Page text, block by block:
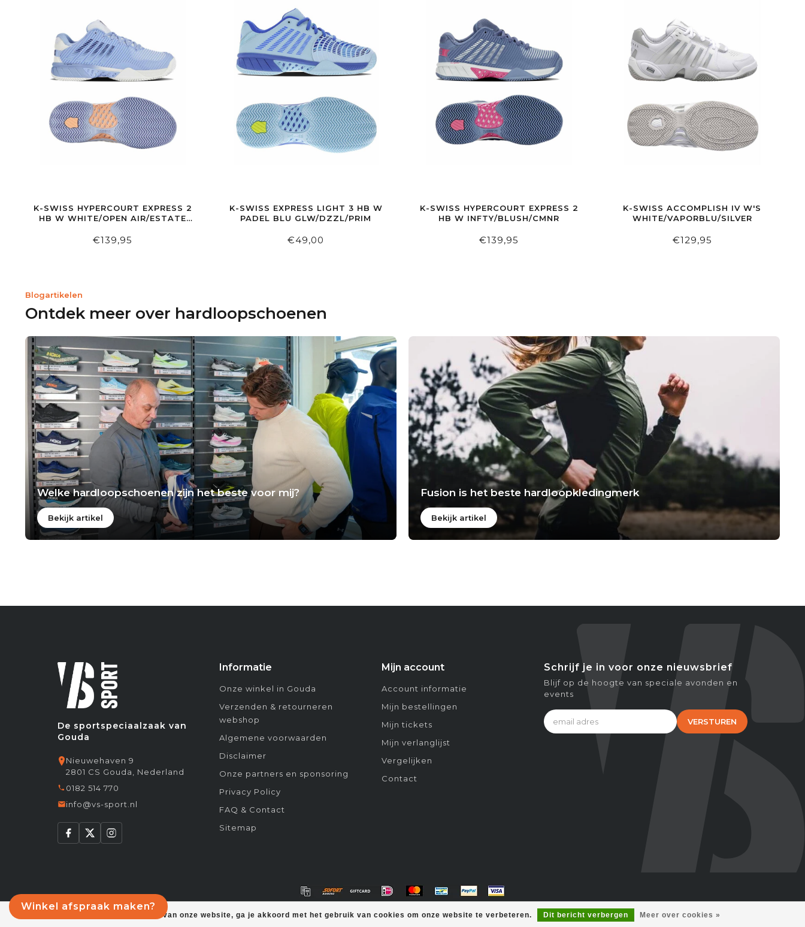
Winkel afspraak maken?
K-SWISS HYPERCOURT EXPRESS 2
HB W WHITE/OPEN AIR/ESTATE
€139,95
K-SWISS EXPRESS LIGHT 3 HB W
PADEL BLU GLW/DZZL/PRIM
€49,00
K-SWISS HYPERCOURT EXPRESS 2
HB W INFTY/BLUSH/CMNR
€139,95
K-SWISS ACCOMPLISH IV W'S
WHITE/VAPORBLU/SILVER
€129,95
Blogartikelen
Ontdek meer over hardloopschoenen
Welke hardloopschoenen zijn het beste voor mij?
Bekijk artikel
Fusion is het beste hardloopkledingmerk
Bekijk artikel
Door het gebruiken van onze website, ga je akkoord met het gebruik van cookies om onze website te verbeteren. Dit bericht verbergen Meer over cookies »
De sportspeciaalzaak van
Gouda
Nieuwehaven 9
2801 CS Gouda, Nederland
0182 514 770
info@vs-sport.nl
Informatie
Onze winkel in Gouda
Verzenden & retourneren
webshop
Algemene voorwaarden
Disclaimer
Onze partners en sponsoring
Privacy Policy
FAQ & Contact
Sitemap
Mijn account
Account informatie
Mijn bestellingen
Mijn tickets
Mijn verlanglijst
Vergelijken
Contact
Schrijf je in voor onze nieuwsbrief
Blijf op de hoogte van speciale avonden en
events
VERSTUREN